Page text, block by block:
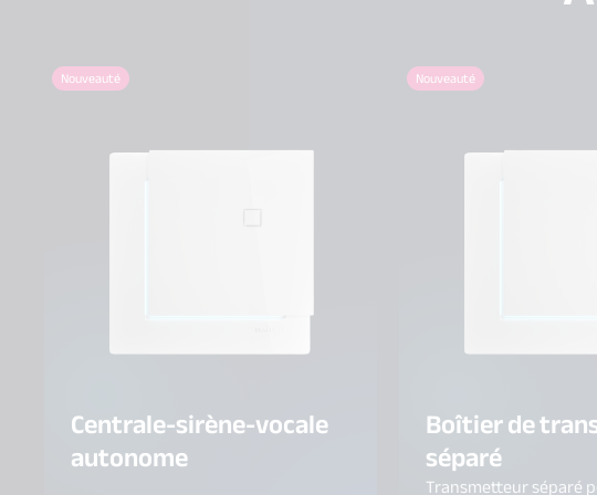
Nouveauté
Centrale-sirène-vocale
autonome
Nouveauté
Boîtier de
séparé
Transmetteur séparé